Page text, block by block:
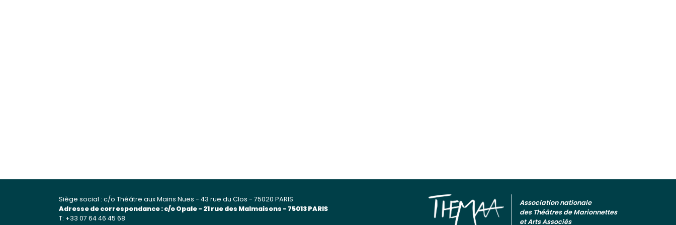
Siège social : c/o Théâtre aux Mains Nues - 43 rue du Clos - 75020 PARIS
Adresse de correspondance : c/o Opale - 21 rue des Malmaisons - 75013 PARIS
T: +33 07 64 46 45 68
Association nationale
des Théâtres de Marionnettes
et Arts Associés